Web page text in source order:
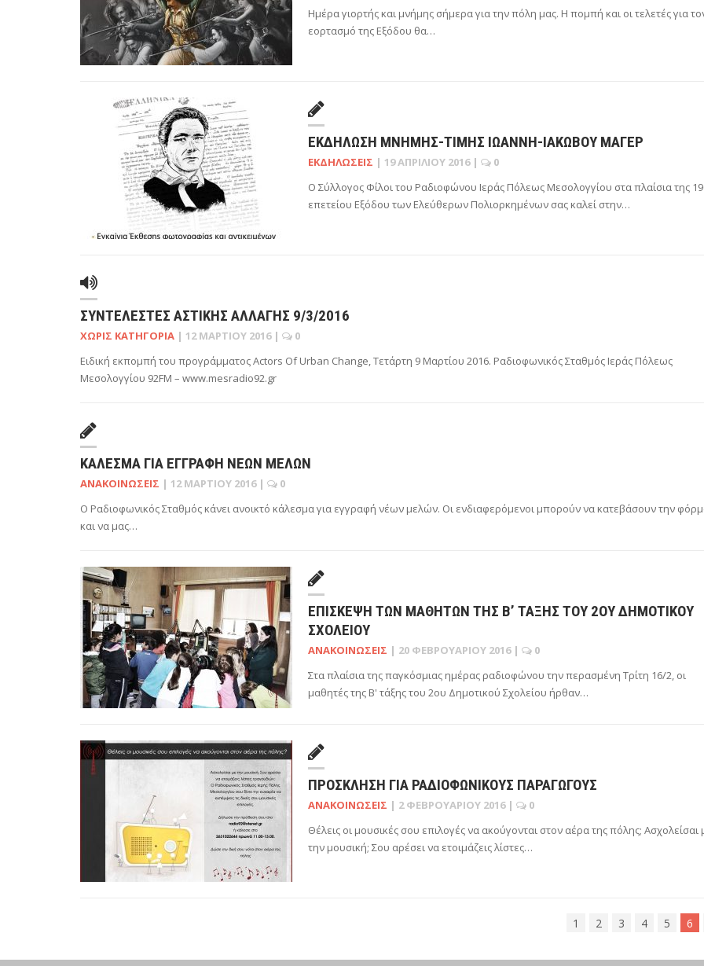
Ημέρα γιορτής και μνήμης σήμερα για την πόλη μας. Η πομπή και οι τελετές για
εορτασμό της Εξόδου θα…
ΕΚΔΉΛΩΣΗ ΜΝΉΜΗΣ-ΤΙΜΉΣ ΙΩΆΝΝΗ-ΙΑΚΏΒΟΥ ΜΆΓΕΡ
ΕΚΔΗΛΏΣΕΙΣ | 19 ΑΠΡΙΛΊΟΥ 2016 |
0
Ο Σύλλογος Φίλοι του Ραδιοφώνου Ιεράς Πόλεως Μεσολογγίου στα πλαίσια της
επετείου Εξόδου των Ελεύθερων Πολιορκημένων σας καλεί στην…
ΣΥΝΤΕΛΕΣΤΈΣ ΑΣΤΙΚΉΣ ΑΛΛΑΓΉΣ 9/3/2016
ΧΩΡΊΣ ΚΑΤΗΓΟΡΊΑ | 12 ΜΑΡΤΊΟΥ 2016 |
0
Ειδική εκπομπή του προγράμματος Actors Of Urban Change, Τετάρτη 9 Μαρτίου 2016. Ραδιοφωνικός Σταθμός Ιεράς Πόλεως
Μεσολογγίου 92FM – www.mesradio92.gr
ΚΆΛΕΣΜΑ ΓΙΑ ΕΓΓΡΑΦΉ ΝΈΩΝ ΜΕΛΏΝ
ΑΝΑΚΟΙΝΏΣΕΙΣ | 12 ΜΑΡΤΊΟΥ 2016 |
0
Ο Ραδιοφωνικός Σταθμός κάνει ανοικτό κάλεσμα για εγγραφή νέων μελών. Οι ενδιαφερόμενοι μπορούν να κατεβάσουν την
και να μας…
ΕΠΊΣΚΕΨΗ ΤΩΝ ΜΑΘΗΤΏΝ ΤΗΣ Β’ ΤΆΞΗΣ ΤΟΥ 2ΟΥ ΔΗΜΟΤΙΚΟΎ
ΣΧΟΛΕΊΟΥ
ΑΝΑΚΟΙΝΏΣΕΙΣ | 20 ΦΕΒΡΟΥΑΡΊΟΥ 2016 |
0
Στα πλαίσια της παγκόσμιας ημέρας ραδιοφώνου την περασμένη Τρίτη 16/2, οι
μαθητές της Β' τάξης του 2ου Δημοτικού Σχολείου ήρθαν…
ΠΡΌΣΚΛΗΣΗ ΓΙΑ ΡΑΔΙΟΦΩΝΙΚΟΎΣ ΠΑΡΑΓΩΓΟΎΣ
ΑΝΑΚΟΙΝΏΣΕΙΣ | 2 ΦΕΒΡΟΥΑΡΊΟΥ 2016 |
0
Θέλεις οι μουσικές σου επιλογές να ακούγονται στον αέρα της πόλης; Ασχολείσαι
την μουσική; Σου αρέσει να ετοιμάζεις λίστες…
1 2 3 4 5 6